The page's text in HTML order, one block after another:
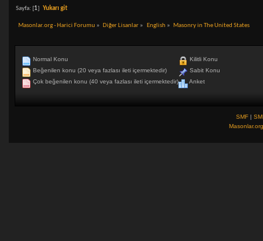
Sayfa: [1] Yukarı git
Masonlar.org - Harici Forumu » Diğer Lisanlar » English» Masonry in The United States
Normal Konu
Beğenilen konu (20 veya fazlası ileti içermektedir)
Çok beğenilen konu (40 veya fazlası ileti içermektedir)
Kilitli Konu
Sabit Konu
Anket
SMF |
Masonlar.org